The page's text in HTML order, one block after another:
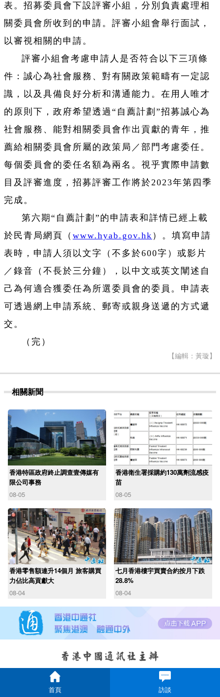
表。招募委員會下設評審小組，分別負責處理相
關委員會所收到的申請。評審小組會舉行面試，
以審視相關的申請。
評審小組會考慮申請人是否符合以下三項條
件：誠心為社會服務、對有關政策範疇有一定認
識，以及具備良好分析和溝通能力。在用人唯才
的原則下，政府希望透過“自薦計劃”招募誠心為
社會服務、能對相關委員會作出貢獻的青年，推
薦給相關委員會所屬的政策局／部門考慮委任。
每個委員會的委任名額為兩名。視乎實際申請數
目及評審進度，招募評審工作將於2023年第四季
完成。
第六期“自薦計劃”的申請表和詳情已經上載
於民青局網頁（ www.hyab.gov.hk ）。填寫申請
表時，申請人須以文字（不多於600字）或影片
／錄音（不長於三分鐘），以中文或英文闡述自
己為何適合獲委任為所選委員會的委員。申請表
可透過網上申請系統、郵寄或親身送遞的方式遞
交。
（完）
【編輯：黃璇】
相關新聞
香港特區政府終止調查壹傳媒有
限公司事務
08-05
香港衛生署採購約130萬劑流感疫
苗
08-05
香港零售額連升14個月 旅客購買
力佔比高貢獻大
08-04
七月香港樓宇買賣合約按月下跌
28.8%
08-04
首頁 訪談